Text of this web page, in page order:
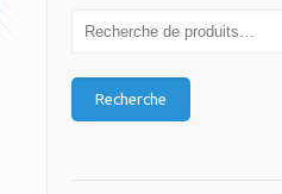
Recherche